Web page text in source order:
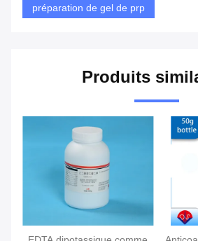
préparation de gel de prp
Produits